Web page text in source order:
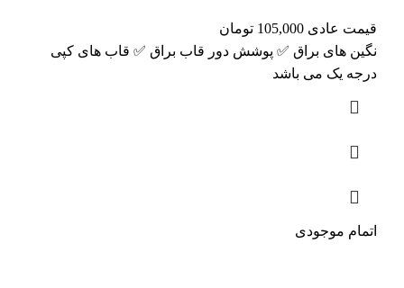
قیمت عادی 105,000 تومان
نگین های براق ✅ پوشش دور قاب براق ✅ قاب های کپی
درجه یک می باشد
اتمام موجودی